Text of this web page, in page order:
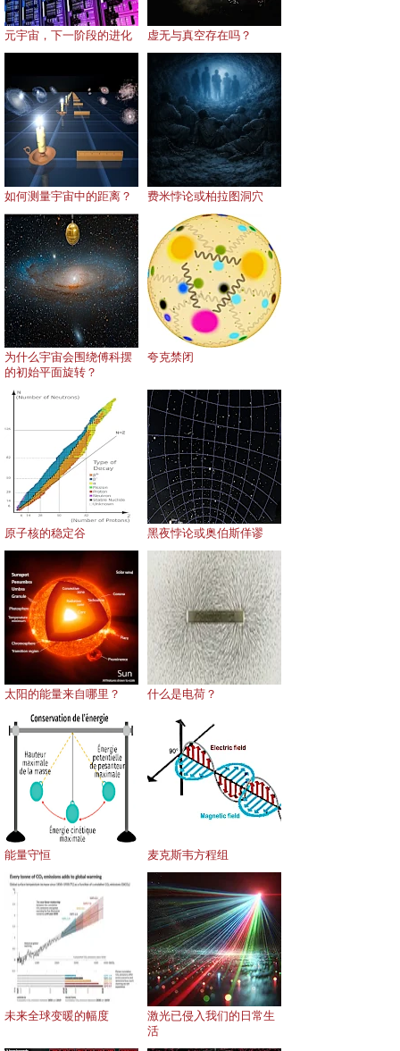
元宇宙，下一阶段的进化 虚无与真空存在吗？
如何测量宇宙中的距离？ 费米悖论或柏拉图洞穴
为什么宇宙会围绕傅科摆
的初始平面旋转？
夸克禁闭
原子核的稳定谷 黑夜悖论或奥伯斯佯谬
太阳的能量来自哪里？ 什么是电荷？
能量守恒 麦克斯韦方程组
未来全球变暖的幅度
激光已侵入我们的日常生
活